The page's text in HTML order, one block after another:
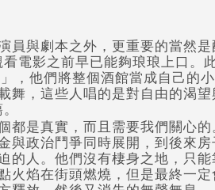
員與劇本之外，更重要的當然
看電影之前早已能夠琅琅上口
，他們將整個酒館當成自己的
舞，這些人唱的是對自由的渴
都是真實，而且需要我們關心
與政治鬥爭同時展開，到後來
的人。他們沒有棲身之地，只
火焰在街頭燃燒，但是最終一